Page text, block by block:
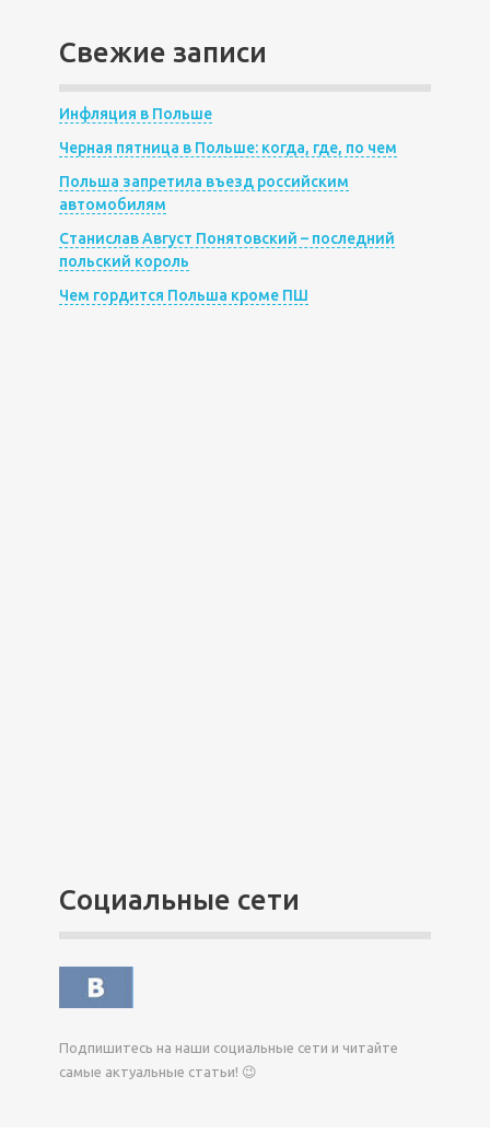
Свежие записи
Инфляция в Польше
Черная пятница в Польше: когда, где, по чем
Польша запретила въезд российским
автомобилям
Станислав Август Понятовский – последний
польский король
Чем гордится Польша кроме ПШ
Социальные сети
Подпишитесь на наши социальные сети и читайте
самые актуальные статьи! 😉